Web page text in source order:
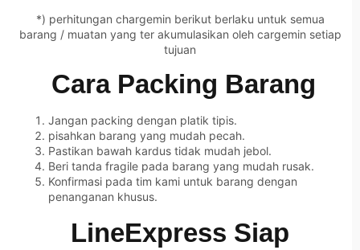
*) perhitungan chargemin berikut berlaku untuk semua
barang / muatan yang ter akumulasikan oleh cargemin setiap
tujuan
Cara Packing Barang
Jangan packing dengan platik tipis.
pisahkan barang yang mudah pecah.
Pastikan bawah kardus tidak mudah jebol.
Beri tanda fragile pada barang yang mudah rusak.
Konfirmasi pada tim kami untuk barang dengan
penanganan khusus.
LineExpress Siap